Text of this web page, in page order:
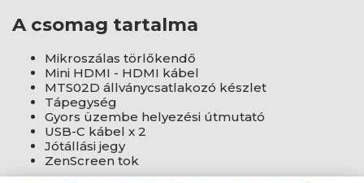
A csomag tartalma
Mikroszálas törlőkendő
Mini HDMI - HDMI kábel
MTS02D állványcsatlakozó készlet
Tápegység
Gyors üzembe helyezési útmutató
USB-C kábel x 2
Jótállási jegy
ZenScreen tok